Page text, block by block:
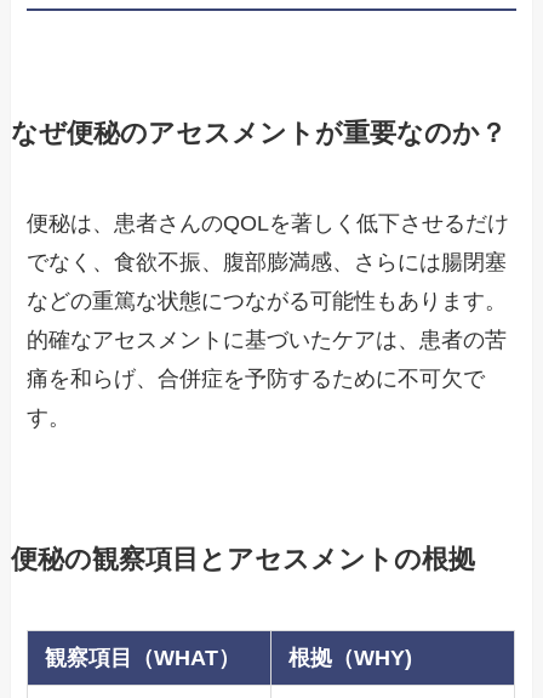
なぜ便秘のアセスメントが重要なのか？
便秘は、患者さんのQOLを著しく低下させるだけ
でなく、食欲不振、腹部膨満感、さらには腸閉塞
などの重篤な状態につながる可能性もあります。
的確なアセスメントに基づいたケアは、患者の苦
痛を和らげ、合併症を予防するために不可欠で
す。
便秘の観察項目とアセスメントの根拠
観察項目（WHAT） 根拠（WHY)